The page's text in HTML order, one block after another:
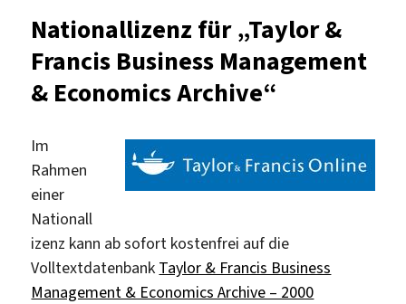
„Historische
Presse
der
online“
Nationallizenz für „Taylor &
Francis Business Management
& Economics Archive“
Im
Rahmen
einer
Nationall
izenz kann ab sofort kostenfrei auf die
Volltextdatenbank Taylor & Francis Business
Management & Economics Archive – 2000